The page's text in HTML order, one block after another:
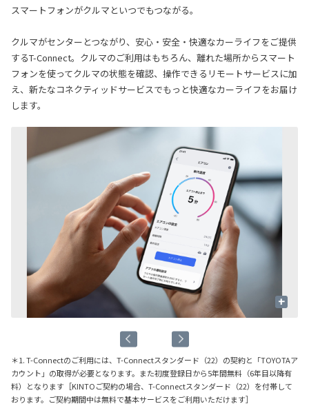
スマートフォンがクルマといつでもつながる。
クルマがセンターとつながり、安心・安全・快適なカーライフをご提供
するT-Connect。クルマのご利用はもちろん、離れた場所からスマート
フォンを使ってクルマの状態を確認、操作できるリモートサービスに加
え、新たなコネクティッドサービスでもっと快適なカーライフをお届け
します。
+
＊1. T-Connectのご利用には、T-Connectスタンダード（22）の契約と「TOYOTAア
カウント」の取得が必要となります。また初度登録日から5年間無料（6年目以降有
料）となります［KINTOご契約の場合、T-Connectスタンダード（22）を付帯して
おります。ご契約期間中は無料で基本サービスをご利用いただけます］